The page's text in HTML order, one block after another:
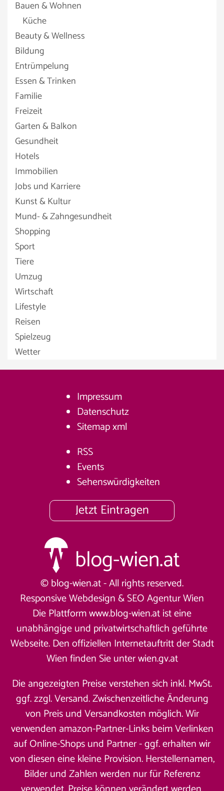
Bauen & Wohnen
Küche
Beauty & Wellness
Bildung
Entrümpelung
Essen & Trinken
Familie
Freizeit
Garten & Balkon
Gesundheit
Hotels
Immobilien
Jobs und Karriere
Kunst & Kultur
Mund- & Zahngesundheit
Shopping
Sport
Tiere
Umzug
Wirtschaft
Lifestyle
Reisen
Spielzeug
Wetter
Impressum
Datenschutz
Sitemapxml
RSS
Events
Sehenswürdigkeiten
Jetzt Eintragen
© blog-wien.at - All rights reserved.
Responsive Webdesign &SEO Agentur Wien
Die Plattform www.blog-wien.at ist eine
unabhängige und privatwirtschaftlich geführte
Webseite. Den offiziellen Internetauftritt der Stadt
Wien finden Sie unterwien.gv.at
Die angezeigten Preise verstehen sich inkl. MwSt.
ggf. zzgl. Versand. Zwischenzeitliche Änderung
von Preis und Versandkosten möglich. Wir
verwenden amazon-Partner-Links beim Verlinken
auf Online-Shops und Partner - ggf. erhalten wir
von diesen eine kleine Provision. Herstellernamen,
Bilder und Zahlen werden nur für Referenz